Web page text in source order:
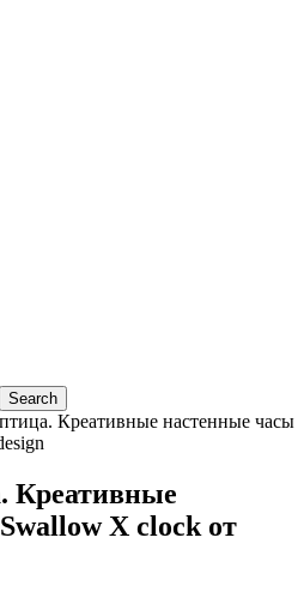
Креативные настенные часы
Креативные
X clock от